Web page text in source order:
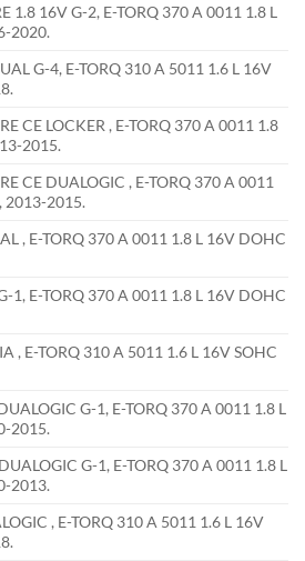
1.8 16V G-2, E-TORQ 370 A 0011 1.8 L
2020.
G-4, E-TORQ 310 A 5011 1.6 L 16V
CE LOCKER , E-TORQ 370 A 0011 1.8
2015.
CE DUALOGIC , E-TORQ 370 A 0011
2013-2015.
, E-TORQ 370 A 0011 1.8 L 16V DOHC
1, E-TORQ 370 A 0011 1.8 L 16V DOHC
, E-TORQ 310 A 5011 1.6 L 16V SOHC
G-1, E-TORQ 370 A 0011 1.8 L
2015.
G-1, E-TORQ 370 A 0011 1.8 L
2013.
, E-TORQ 310 A 5011 1.6 L 16V